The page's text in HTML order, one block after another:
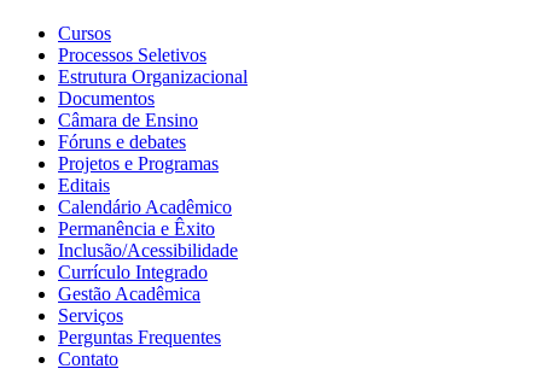
Cursos
Processos Seletivos
Estrutura Organizacional
Documentos
Câmara de Ensino
Fóruns e debates
Projetos e Programas
Editais
Calendário Acadêmico
Permanência e Êxito
Inclusão/Acessibilidade
Currículo Integrado
Gestão Acadêmica
Serviços
Perguntas Frequentes
Contato